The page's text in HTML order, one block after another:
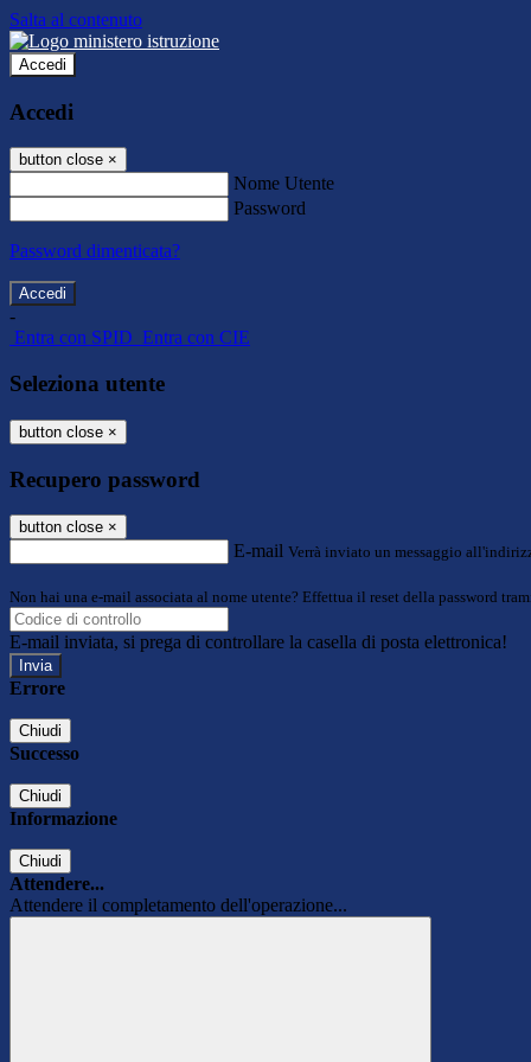
Salta al contenuto
Accedi
Accedi
button close ×
Nome Utente
Password
Password dimenticata?
-
Entra con SPID Entra con CIE
Seleziona utente
button close ×
Recupero password
button close ×
E-mail Verrà inviato un messaggio
Non hai una e-mail associata al nome utente? Effettua il reset della password
E-mail inviata, si prega di controllare la casella di posta elettronica!
Errore
Chiudi
Successo
Chiudi
Informazione
Chiudi
Attendere...
Attendere il completamento dell'operazione...